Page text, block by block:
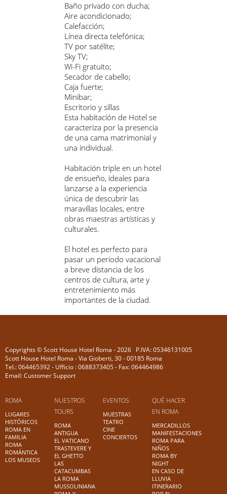
Baño privado con ducha;
Aire acondicionado;
Calefacción;
Línea directa telefónica;
TV por satélite;
Sky TV;
Wi-Fi gratuito;
Secador de cabello;
Caja fuerte;
Minibar;
Escritorio y sillas
Esta habitación de Hotel se
caracteriza por la presencia
de una cama matrimonial y
una individual.
Habitación triple en un hotel
de ensueño, ideales para
lanzarse a la experiencia
única de descubrir las
maravillas locales, entre
obras maestras artísticas y
culturales.
El hotel es perfecto para
pasar un período vacacional
a breve distancia de los
centros de cultura, arte y
entretenimiento más
importantes de la ciudad.
Copyrights © Scott House Hotel Roma - 2026 P.IVA: 05346131005
Scott House Hotel Roma - Via Gioberti, 30 - 00185 Roma
Tel.: 064465392 - Ufficio : 0688373405 - Fax: 064464986
Email: Customer Support
ROMA
LUGARES
HISTÓRICOS
ROMA EN
FAMILIA
ROMA
ROMÁNTICA
LOS MUSEOS
NUESTROS
TOURS
ROMA
ANTIGUA
EL VATICANO
TRASTEVERE Y
EL GHETTO
LAS
CATACUMBAS
LA ROMA
MUSSOLINIANA
EVENTOS
MUESTRAS
TEATRO
CINE
CONCIERTOS
QUÉ HACER
EN ROMA
MERCADILLOS
MANIFESTACIONES
ROMA PARA
NIÑOS
ROMA BY
NIGHT
EN CASO DE
LLUVIA
ITINERARIO